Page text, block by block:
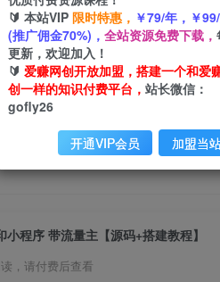
目路子。 会
小程序 带流量主【源码+搭建教程】
，请付费后查看
🔰 本站VIP 限时特惠， ￥79/年，￥
(推广佣金70%)， 全站资源免费下载，
更新，欢迎加入！
🔰 爱赚网创开放加盟，搭建一个和爱
创一样的知识付费平台， 站长微信：
gofly26
开通VIP会员 加盟当